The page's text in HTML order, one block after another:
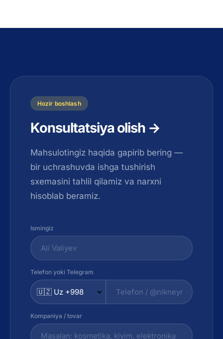
Hozir boshlash
Konsultatsiya olish →
Mahsulotingiz haqida gapirib bering —
bir uchrashuvda ishga tushirish
sxemasini tahlil qilamiz va narxni
hisoblab beramiz.
Ismingiz
Telefon yoki Telegram
Kompaniya / tovar